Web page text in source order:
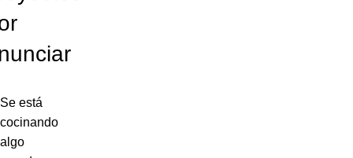
Se está
cocinando
algo